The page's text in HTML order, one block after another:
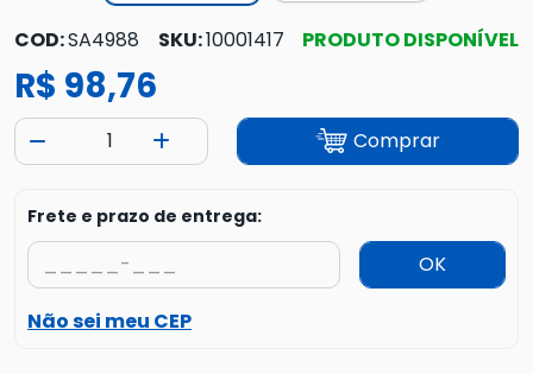
COD:SA4988 SKU:10001417 PRODUTO DISPONÍVEL
R$ 98,76
Comprar
Frete e prazo de entrega:
OK
Não sei meu CEP